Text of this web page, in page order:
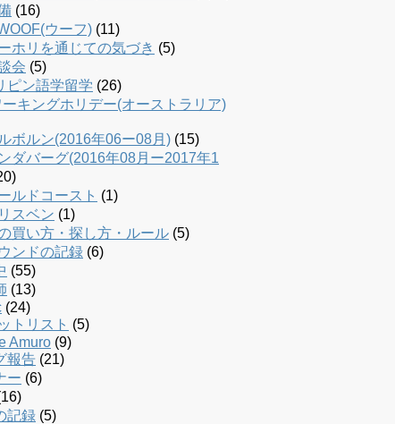
(16)
ウーフ) (11)
ホリを通じての気づき (5)
会 (5)
ピン語学留学 (26)
ーキングホリデー(オーストラリア)
ボルン(2016年06ー08月) (15)
ダバーグ(2016年08月ー2017年1
ルドコースト (1)
スベン (1)
買い方・探し方・ルール (5)
ンドの記録 (6)
(55)
(13)
(24)
トリスト (5)
Amuro (9)
報告 (21)
ー (6)
記録 (5)